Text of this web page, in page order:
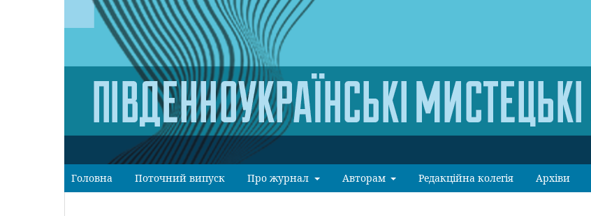
Головна Поточний випуск Про журнал Авторам Редакційна колегія Архіви